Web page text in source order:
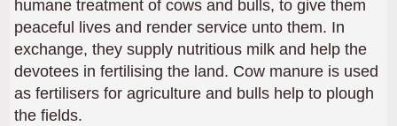
humane treatment of cows and bulls, to give them
peaceful lives and render service unto them. In
exchange, they supply nutritious milk and help the
devotees in fertilising the land. Cow manure is used
as fertilisers for agriculture and bulls help to plough
the fields.